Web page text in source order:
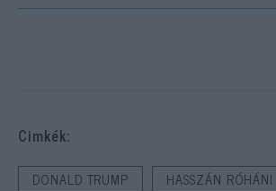
Cimkék:
DONALD TRUMP
HASSZÁN RÓHÁNI